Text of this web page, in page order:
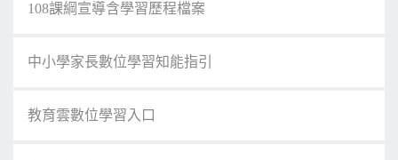
108課綱宣導含學習歷程檔案
中小學家長數位學習知能指引
教育雲數位學習入口